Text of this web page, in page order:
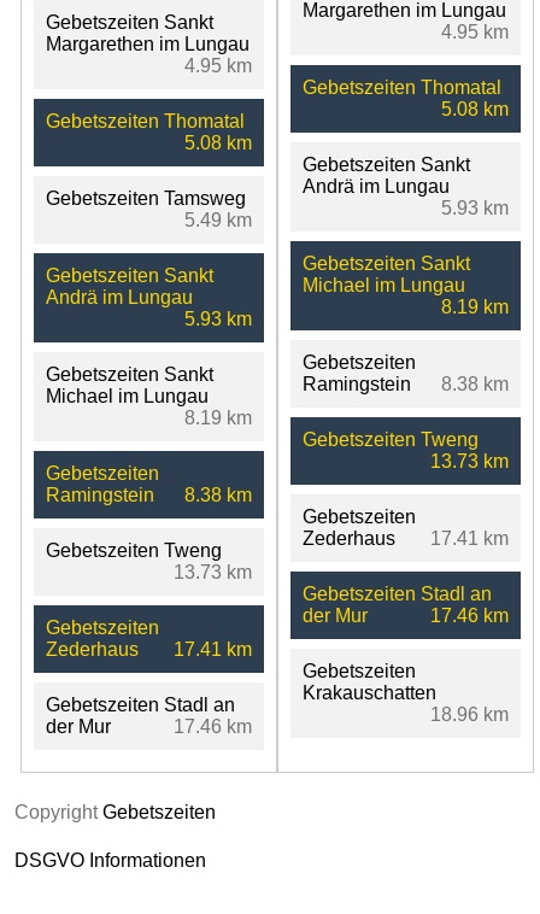
Gebetszeiten Sankt
Margarethen im Lungau
4.95 km
Gebetszeiten Thomatal
5.08 km
Gebetszeiten Tamsweg
5.49 km
Gebetszeiten Sankt
Andrä im Lungau
5.93 km
Gebetszeiten Sankt
Michael im Lungau
8.19 km
Gebetszeiten
Ramingstein
8.38 km
Gebetszeiten Tweng
13.73 km
Gebetszeiten
Zederhaus
17.41 km
Gebetszeiten Stadl an
der Mur
17.46 km
Margarethen im Lungau
4.95 km
Gebetszeiten Thomatal
5.08 km
Gebetszeiten Sankt
Andrä im Lungau
5.93 km
Gebetszeiten Sankt
Michael im Lungau
8.19 km
Gebetszeiten
Ramingstein
8.38 km
Gebetszeiten Tweng
13.73 km
Gebetszeiten
Zederhaus
17.41 km
Gebetszeiten Stadl an
der Mur
17.46 km
Gebetszeiten
Krakauschatten
18.96 km
CopyrightGebetszeiten
DSGVO Informationen